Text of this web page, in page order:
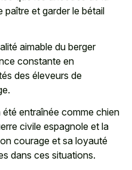
et garder le bétail
aimable du berger
constante en
des éleveurs de
été entraînée comme chien
civile espagnole et la
courage et sa loyauté
dans ces situations.